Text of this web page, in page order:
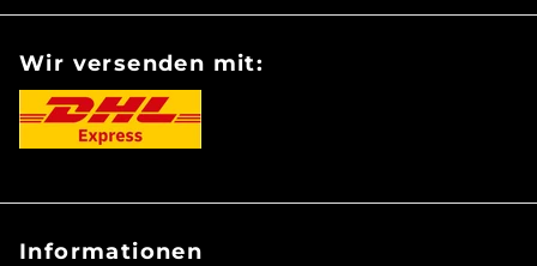
Wir versenden mit:
Informationen